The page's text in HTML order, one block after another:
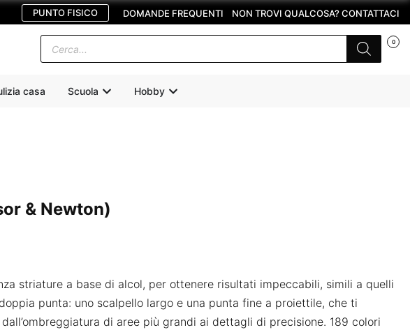
PUNTO FISICO DOMANDE FREQUENTI NON TROVI QUALCOSA? CONTATTACI
0
casa Scuola Hobby
& Newton)
striature a base di alcol, per ottenere risultati impeccabili, simili a quelli
punta: uno scalpello largo e una punta fine a proiettile, che ti
di aree più grandi ai dettagli di precisione. 189 colori